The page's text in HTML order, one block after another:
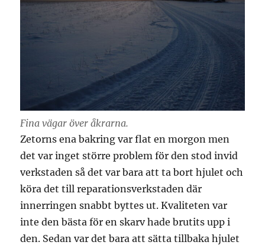
Fina vägar över åkrarna.
Zetorns ena bakring var flat en morgon men
det var inget större problem för den stod invid
verkstaden så det var bara att ta bort hjulet och
köra det till reparationsverkstaden där
innerringen snabbt byttes ut. Kvaliteten var
inte den bästa för en skarv hade brutits upp i
den. Sedan var det bara att sätta tillbaka hjulet